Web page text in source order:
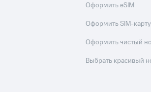
Оформить eSIM
Оформить SIM-
Оформить чистый
Выбрать красивый